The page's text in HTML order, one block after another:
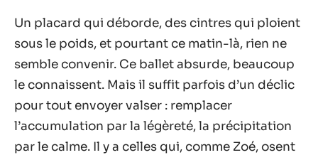
Un placard qui déborde, des cintres qui ploient
sous le poids, et pourtant ce matin-là, rien ne
semble convenir. Ce ballet absurde, beaucoup
le connaissent. Mais il suffit parfois d’un déclic
pour tout envoyer valser : remplacer
l’accumulation par la légèreté, la précipitation
par le calme. Il y a celles qui, comme Zoé, osent